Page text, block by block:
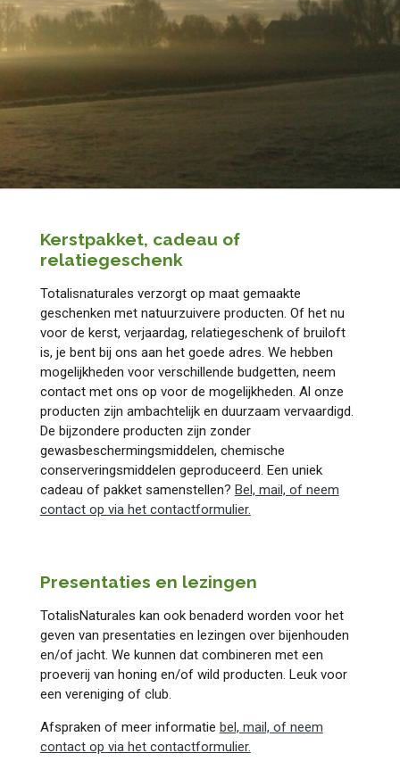
Kerstpakket, cadeau of
relatiegeschenk
Totalisnaturales verzorgt op maat gemaakte
geschenken met natuurzuivere producten. Of het nu
voor de kerst, verjaardag, relatiegeschenk of bruiloft
is, je bent bij ons aan het goede adres. We hebben
mogelijkheden voor verschillende budgetten, neem
contact met ons op voor de mogelijkheden. Al onze
producten zijn ambachtelijk en duurzaam vervaardigd.
De bijzondere producten zijn zonder
gewasbeschermingsmiddelen, chemische
conserveringsmiddelen geproduceerd. Een uniek
cadeau of pakket samenstellen? Bel, mail, of neem
contact op via het contactformulier.
Presentaties en lezingen
TotalisNaturales kan ook benaderd worden voor het
geven van presentaties en lezingen over bijenhouden
en/of jacht. We kunnen dat combineren met een
proeverij van honing en/of wild producten. Leuk voor
een vereniging of club.
Afspraken of meer informatie bel, mail, of neem
contact op via het contactformulier.